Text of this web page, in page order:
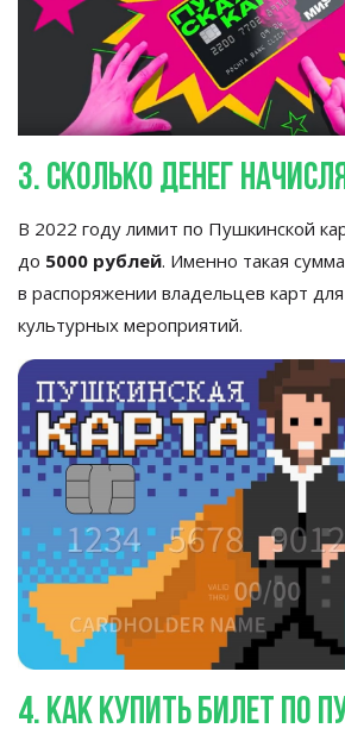
3. Сколько денег
В 2022 году лимит по Пушкинской
до 5000 рублей. Именно такая
в распоряжении владельцев карт
культурных мероприятий.
4. Как купить билет по